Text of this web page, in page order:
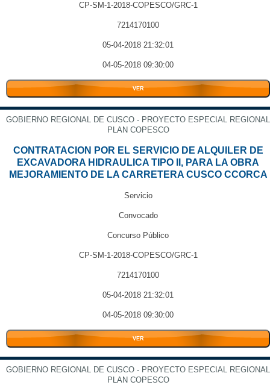
CP-SM-1-2018-COPESCO/GRC-1
7214170100
05-04-2018 21:32:01
04-05-2018 09:30:00
VER
GOBIERNO REGIONAL DE CUSCO - PROYECTO ESPECIAL REGIONAL
PLAN COPESCO
CONTRATACION POR EL SERVICIO DE ALQUILER DE
EXCAVADORA HIDRAULICA TIPO II, PARA LA OBRA
MEJORAMIENTO DE LA CARRETERA CUSCO CCORCA
Servicio
Convocado
Concurso Público
CP-SM-1-2018-COPESCO/GRC-1
7214170100
05-04-2018 21:32:01
04-05-2018 09:30:00
VER
GOBIERNO REGIONAL DE CUSCO - PROYECTO ESPECIAL REGIONAL
PLAN COPESCO